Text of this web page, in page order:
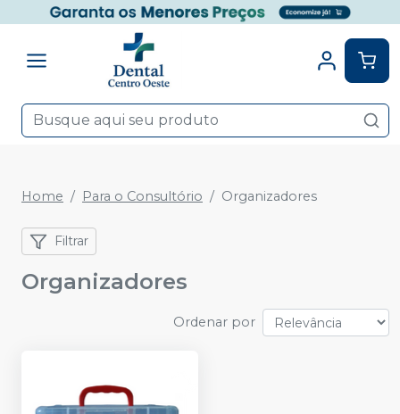
Home Para o Consultório Organizadores
Filtrar
Organizadores
Ordenar por